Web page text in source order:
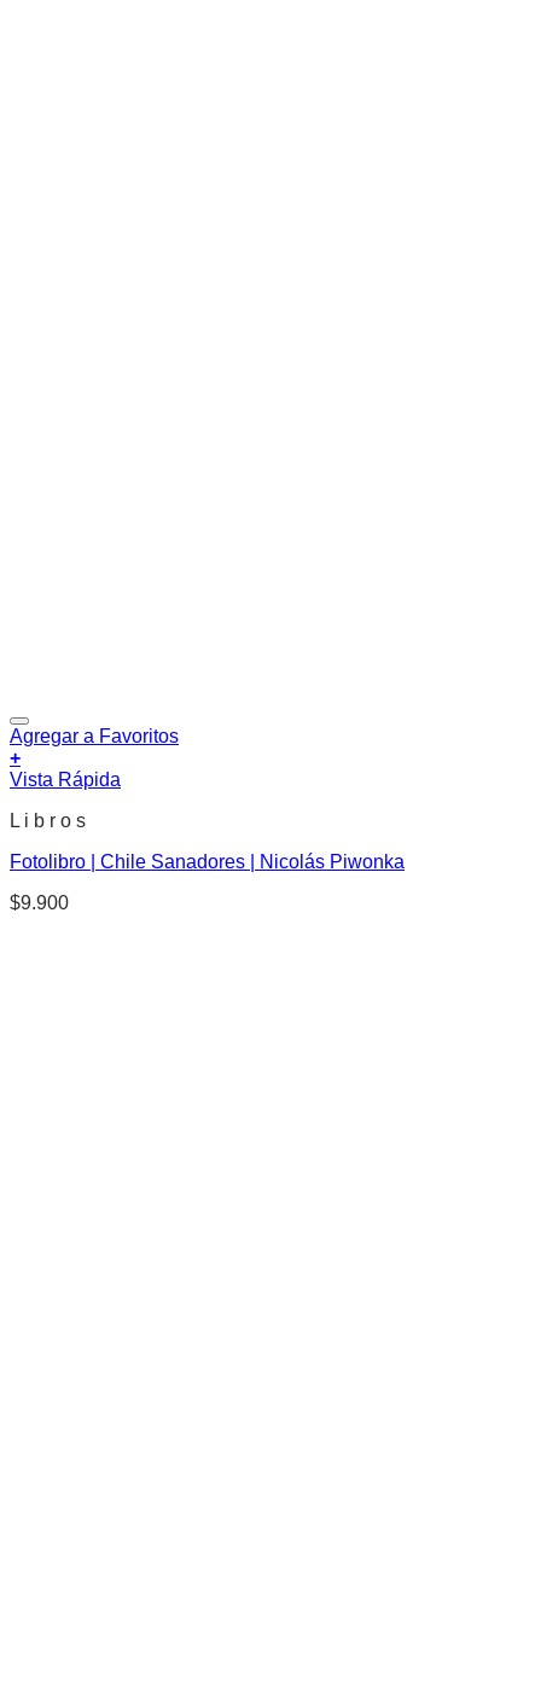
Agregar a Favoritos
+
Vista Rápida
L i b r o s
Fotolibro | Chile Sanadores | Nicolás Piwonka
$9.900